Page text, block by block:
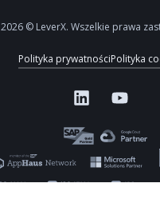
2026 © LeverX. Wszelkie prawa
Polityka prywatnościPolityka